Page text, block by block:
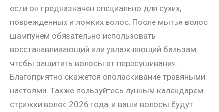
если он предназначен специально для сухих,
поврежденных и ломких волос. После мытья волос
шампунем обязательно использовать
восстанавливающий или увлажняющий бальзам,
чтобы защитить волосы от пересушивания.
Благоприятно скажется ополаскивание травяными
настоями. Также пользуйтесь лунным календарем
стрижки волос 2026 года, и ваши волосы будут